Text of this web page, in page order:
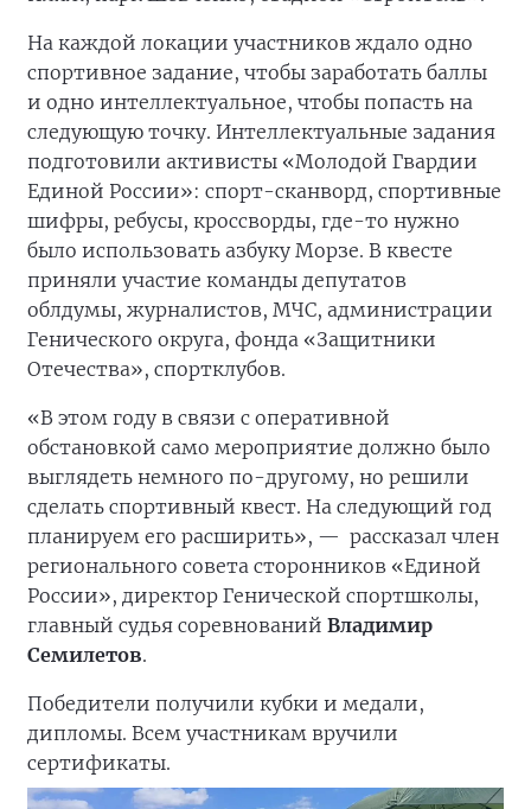
На каждой локации участников ждало одно
спортивное задание, чтобы заработать баллы
и одно интеллектуальное, чтобы попасть на
следующую точку. Интеллектуальные задания
подготовили активисты «Молодой Гвардии
Единой России»: спорт-сканворд, спортивные
шифры, ребусы, кроссворды, где-то нужно
было использовать азбуку Морзе. В квесте
приняли участие команды депутатов
облдумы, журналистов, МЧС, администрации
Генического округа, фонда «Защитники
Отечества», спортклубов.
«В этом году в связи с оперативной
обстановкой само мероприятие должно было
выглядеть немного по-другому, но решили
сделать спортивный квест. На следующий год
планируем его расширить», — рассказал член
регионального совета сторонников «Единой
России», директор Генической спортшколы,
главный судья соревнований Владимир
Семилетов.
Победители получили кубки и медали,
дипломы. Всем участникам вручили
сертификаты.